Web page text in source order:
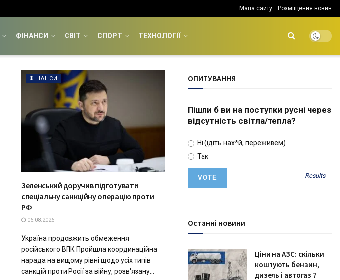
Мапа сайту Розміщення новин
ФІНАНСИ СВІТ СПОРТ ТЕХНОЛОГІЇ
ФІНАНСИ
Зеленський доручив підготувати
спеціальну санкційну операцію проти
РФ
06.08.2026
Україна продовжить обмеження
російського ВПК Пройшла координаційна
нарада на вищому рівні щодо усіх типів
санкцій проти Росії за війну, розв'язану...
ОПИТУВАННЯ
Пішли б ви на поступки русні через
відсутність світла/тепла?
Ні (ідіть нах*й, переживем)
Так
Results
Останні новини
Ціни на АЗС: скільки
коштують бензин,
дизель і автогаз 7